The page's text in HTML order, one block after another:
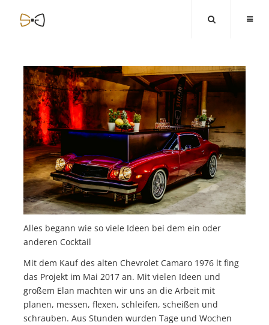
Alles begann wie so viele Ideen bei dem ein oder
anderen Cocktail
Mit dem Kauf des alten Chevrolet Camaro 1976 lt fing
das Projekt im Mai 2017 an. Mit vielen Ideen und
großem Elan machten wir uns an die Arbeit mit
planen, messen, flexen, schleifen, scheißen und
schrauben. Aus Stunden wurden Tage und Wochen